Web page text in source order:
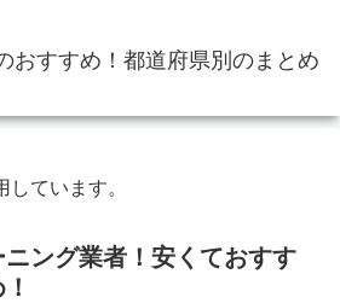
おすすめ！都道府県別のまとめ
ています。
ニング業者！安くておすす